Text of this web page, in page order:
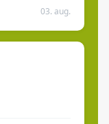
03. aug.